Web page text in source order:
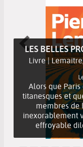
LES BELLES
Livre |
Alors que
titanesques et
membres
inexorablement
effroyable